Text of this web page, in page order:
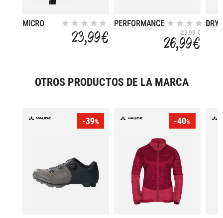
MICRO
23,99 €
PERFORMANCE
29,99 €
26,99 €
DRY
OTROS PRODUCTOS DE LA MARCA
-39% -40%